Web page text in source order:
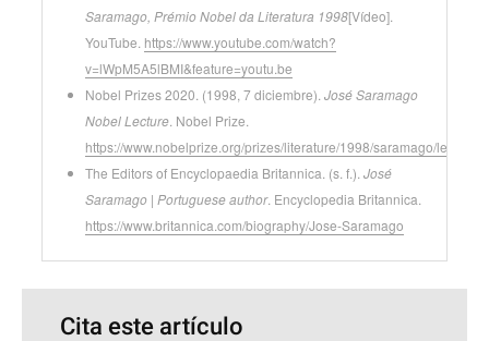
Saramago, Prémio Nobel da Literatura 1998[Vídeo].
YouTube. https://www.youtube.com/watch?
v=lWpM5A5lBMI&feature=youtu.be
Nobel Prizes 2020. (1998, 7 diciembre). José Saramago
Nobel Lecture . Nobel Prize.
https://www.nobelprize.org/prizes/literature/1998/saramago/lecture/
The Editors of Encyclopaedia Britannica. (s. f.). José
Saramago | Portuguese author. Encyclopedia Britannica.
https://www.britannica.com/biography/Jose-Saramago
Cita este artículo